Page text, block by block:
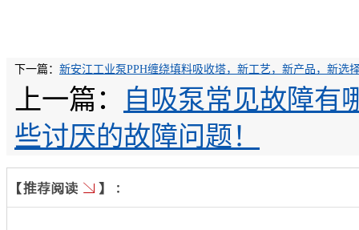
下一篇： 新安江工业泵PPH缠绕填料吸收塔，新工艺，新产品，新选
上一篇：
自吸泵常见故障有
些讨厌的故障问题！